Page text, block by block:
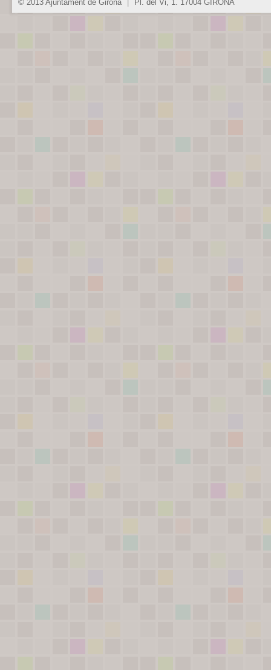
© 2013 Ajuntament de Girona Pl. del Vi, 1. 17004 GIRONA